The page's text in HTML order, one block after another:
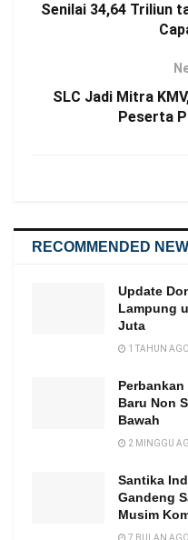
Senilai 34,64 Triliun
SLC Jadi Mitra
Peserta
RECOMMENDED
Update
Lampung
Juta
1 TAHUN AGO
Baru Non
Bawah
2 MINGGU
Santika
Gandeng
Musim
7 BULAN AGO